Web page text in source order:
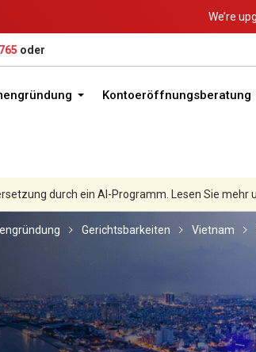
We’re
oder
Kontoeröffnungsberatung
durch ein AI-Programm. Lesen Sie mehr
Gerichtsbarkeiten Vietnam